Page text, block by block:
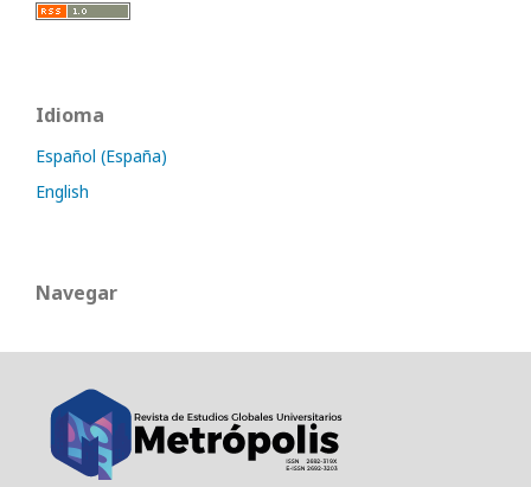
Idioma
Español (España)
English
Navegar